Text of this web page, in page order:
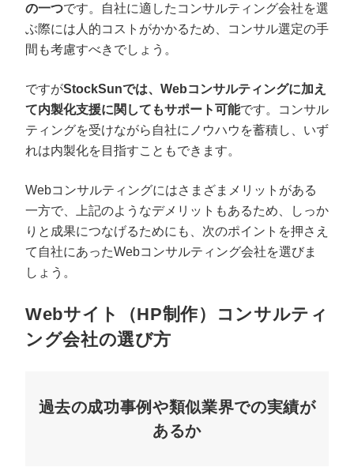
の一つです。自社に適したコンサルティング会社を選
ぶ際には人的コストがかかるため、コンサル選定の手
間も考慮すべきでしょう。
ですがStockSunでは、Webコンサルティングに加え
て内製化支援に関してもサポート可能です。コンサル
ティングを受けながら自社にノウハウを蓄積し、いず
れは内製化を目指すこともできます。
Webコンサルティングにはさまざまメリットがある
一方で、上記のようなデメリットもあるため、しっか
りと成果につなげるためにも、次のポイントを押さえ
て自社にあったWebコンサルティング会社を選びま
しょう。
Webサイト（HP制作）コンサルティ
ング会社の選び方
過去の成功事例や類似業界での実績が
あるか